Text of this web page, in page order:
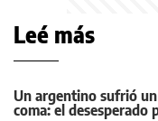
Leé más
Un argentino sufrió
coma: el desesperado